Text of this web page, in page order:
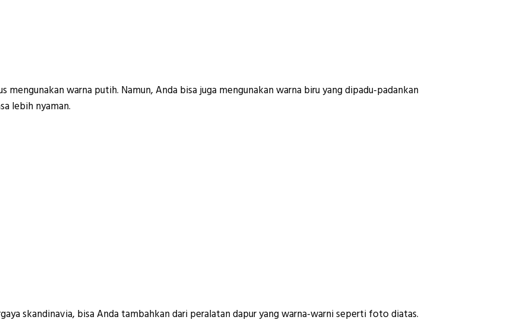
mengunakan warna putih. Namun, Anda bisa juga mengunakan warna biru yang dipadu-padankan
lebih nyaman.
skandinavia, bisa Anda tambahkan dari peralatan dapur yang warna-warni seperti foto diatas.